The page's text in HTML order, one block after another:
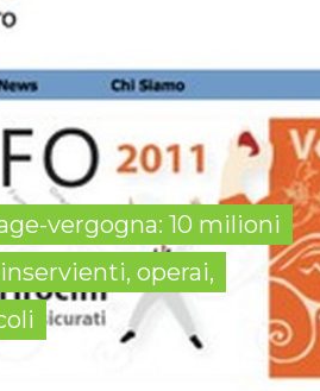
vergogna: 10 milioni
operai,
tirocini. A torto o a ragione, sono